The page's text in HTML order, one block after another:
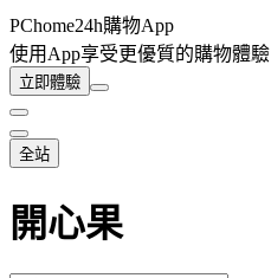
PChome24h購物App
使用App享受更優質的購物體驗
立即體驗
全站
開心果